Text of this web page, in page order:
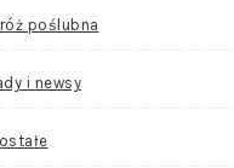
poślubna
i newsy